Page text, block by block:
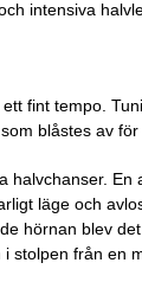
intensiva
fint tempo.
blåstes av för
halvchanser.
läge och
hörnan blev
stolpen från en